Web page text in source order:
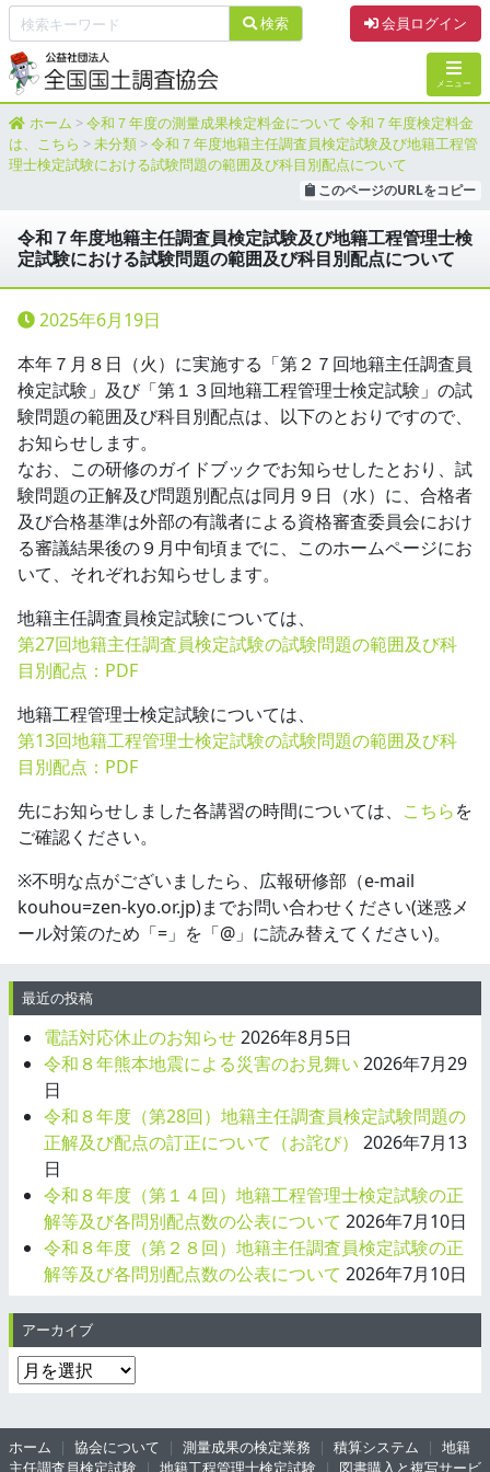
本文へ 会員ログイン
検索
メニュー
ホーム >令和７年度の測量成果検定料金について 令和７年度検定料金
は、こちら >未分類 >令和７年度地籍主任調査員検定試験及び地籍工程管
理士検定試験における試験問題の範囲及び科目別配点について
このページのURLをコピー
令和７年度地籍主任調査員検定試験及び地籍工程管理士検
定試験における試験問題の範囲及び科目別配点について
2025年6月19日
本年７月８日（火）に実施する「第２７回地籍主任調査員
検定試験」及び「第１３回地籍工程管理士検定試験」の試
験問題の範囲及び科目別配点は、以下のとおりですので、
お知らせします。
なお、この研修のガイドブックでお知らせしたとおり、試
験問題の正解及び問題別配点は同月９日（水）に、合格者
及び合格基準は外部の有識者による資格審査委員会におけ
る審議結果後の９月中旬頃までに、このホームページにお
いて、それぞれお知らせします。
地籍主任調査員検定試験については、
第27回地籍主任調査員検定試験の試験問題の範囲及び科
目別配点：PDF
地籍工程管理士検定試験については、
第13回地籍工程管理士検定試験の試験問題の範囲及び科
目別配点：PDF
先にお知らせしました各講習の時間については、 こちらを
ご確認ください。
※不明な点がございましたら、広報研修部（e-mail
kouhou=zen-kyo.or.jp)までお問い合わせください(迷惑メ
ール対策のため「=」を「@」に読み替えてください)。
最近の投稿
電話対応休止のお知らせ2026年8月5日
令和８年熊本地震による災害のお見舞い 2026年7月29
日
令和８年度（第28回）地籍主任調査員検定試験問題の
正解及び配点の訂正について（お詫び）
2026年7月13
日
令和８年度（第１４回）地籍工程管理士検定試験の正
解等及び各問別配点数の公表について 2026年7月10日
令和８年度（第２８回）地籍主任調査員検定試験の正
解等及び各問別配点数の公表について 2026年7月10日
アーカイブ
ア
イ
ホーム 協会について 測量成果の検定業務 積算システム
地籍
主任調査員検定試験
地籍工程管理士検定試験 図書購入と複写サービ